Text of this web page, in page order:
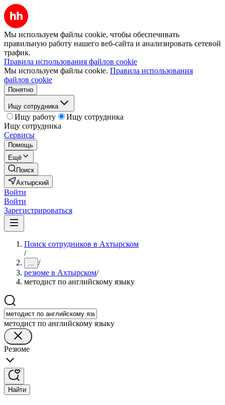
Мы используем файлы cookie, чтобы обеспечивать
правильную работу нашего веб-сайта и анализировать сетевой
трафик.
Правила использования файлов cookie
Мы используем файлы cookie. Правила использования
файлов cookie
Понятно
Ищу сотрудника
Ищу работу
Ищу сотрудника
Ищу сотрудника
Сервисы
Помощь
Ещё
Поиск
Ахтырский
Войти
Войти
Зарегистрироваться
Поиск сотрудников в Ахтырском
/
... /
резюме в Ахтырском/
методист по английскому языку
методист по английскому языку
Резюме
Найти